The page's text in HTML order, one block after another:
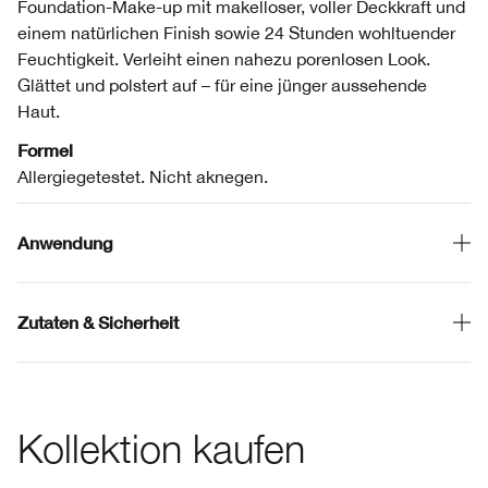
Foundation-Make-up mit makelloser, voller Deckkraft und
einem natürlichen Finish sowie 24 Stunden wohltuender
Feuchtigkeit. Verleiht einen nahezu porenlosen Look.
Glättet und polstert auf – für eine jünger aussehende
Haut.
Formel
Allergiegetestet. Nicht aknegen.
Anwendung
Zutaten & Sicherheit
Kollektion kaufen